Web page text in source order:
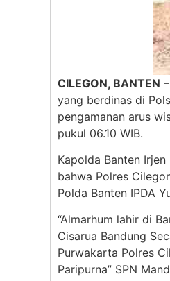
CILEGON, BANTEN
yang berdinas di
pengamanan arus
pukul 06.10 WIB.
Kapolda Banten
bahwa Polres
Polda Banten IPDA
“Almarhum lahir di
Cisarua Bandung
Purwakarta Polres
Paripurna” SPN